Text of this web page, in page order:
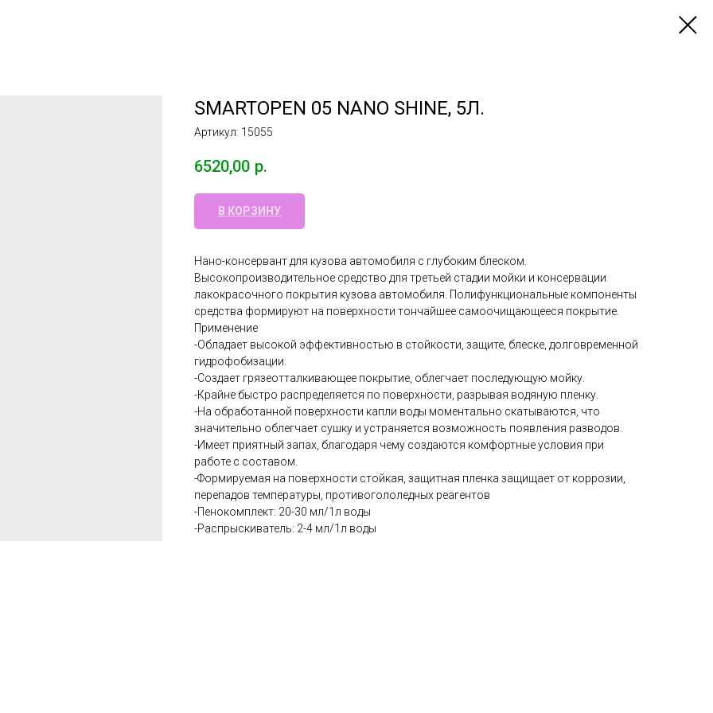
SMARTOPEN 05 NANO SHINE, 5Л.
Артикул: 15055
6520,00 р.
В КОРЗИНУ
Нано-консервант для кузова автомобиля с глубоким блеском.
Высокопроизводительное средство для третьей стадии мойки и консервации
лакокрасочного покрытия кузова автомобиля. Полифункциональные компоненты
средства формируют на поверхности тончайшее самоочищающееся покрытие.
Применение
-Обладает высокой эффективностью в стойкости, защите, блеске, долговременной
гидрофобизации.
-Создает грязеотталкивающее покрытие, облегчает последующую мойку.
-Крайне быстро распределяется по поверхности, разрывая водяную пленку.
-На обработанной поверхности капли воды моментально скатываются, что
значительно облегчает сушку и устраняется возможность появления разводов.
-Имеет приятный запах, благодаря чему создаются комфортные условия при
работе с составом.
-Формируемая на поверхности стойкая, защитная пленка защищает от коррозии,
перепадов температуры, противогололедных реагентов
-Пенокомплект: 20-30 мл/1л воды
-Распрыскиватель: 2-4 мл/1л воды